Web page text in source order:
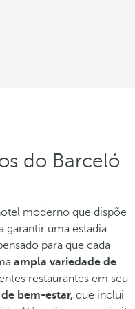
do Barceló
moderno que dispõe
garantir uma estadia
para que cada
ampla variedade de
restaurantes em seu
bem-estar, que inclui